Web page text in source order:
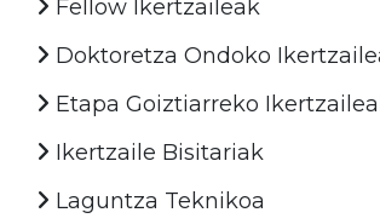
Fellow Ikertzaileak
Doktoretza Ondoko
Etapa Goiztiarreko
Ikertzaile Bisitariak
Laguntza Teknikoa